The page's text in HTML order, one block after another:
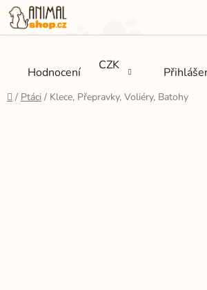
Přejít
na
obsah
Hodnocení CZK
Domů
/ Ptáci / Klece, Přepravky, Voliéry, Batohy